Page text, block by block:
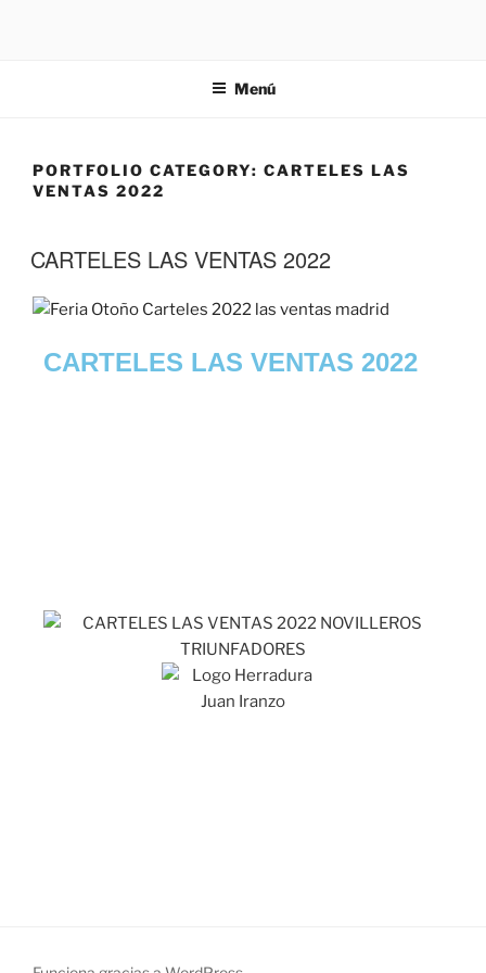
Menú
PORTFOLIO CATEGORY:CARTELES LAS
VENTAS 2022
CARTELES LAS VENTAS 2022
CARTELES LAS VENTAS 2022